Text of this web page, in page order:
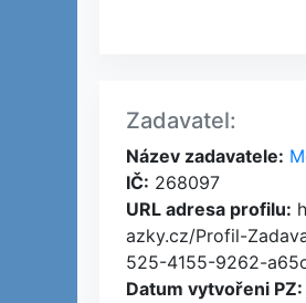
Zadavatel:
Název zadavatele:
IČ: 268097
URL adresa profilu:
azky.cz/Profil-
525-4155-9262-
Datum vytvořeni PZ: